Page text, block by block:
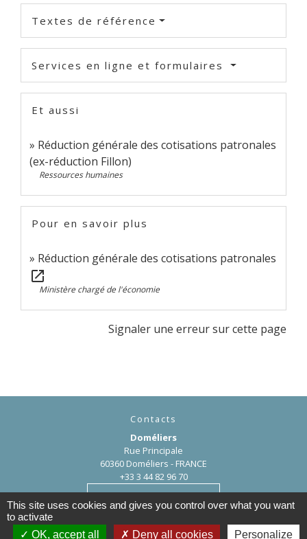
Textes de référence
Services en ligne et formulaires
Et aussi
Réduction générale des cotisations patronales
(ex-réduction Fillon)
Ressources humaines
Pour en savoir plus
Réduction générale des cotisations patronales
open_in_new
Ministère chargé de l'économie
Signaler une erreur sur cette page
Contacts
Doméliers
Rue Principale
60360 Doméliers - FRANCE
+33 3 44 82 96 70
Contact par formulaire
This site uses cookies and gives you control over what you want
to activate
OK, accept all
Deny all cookies Personalize